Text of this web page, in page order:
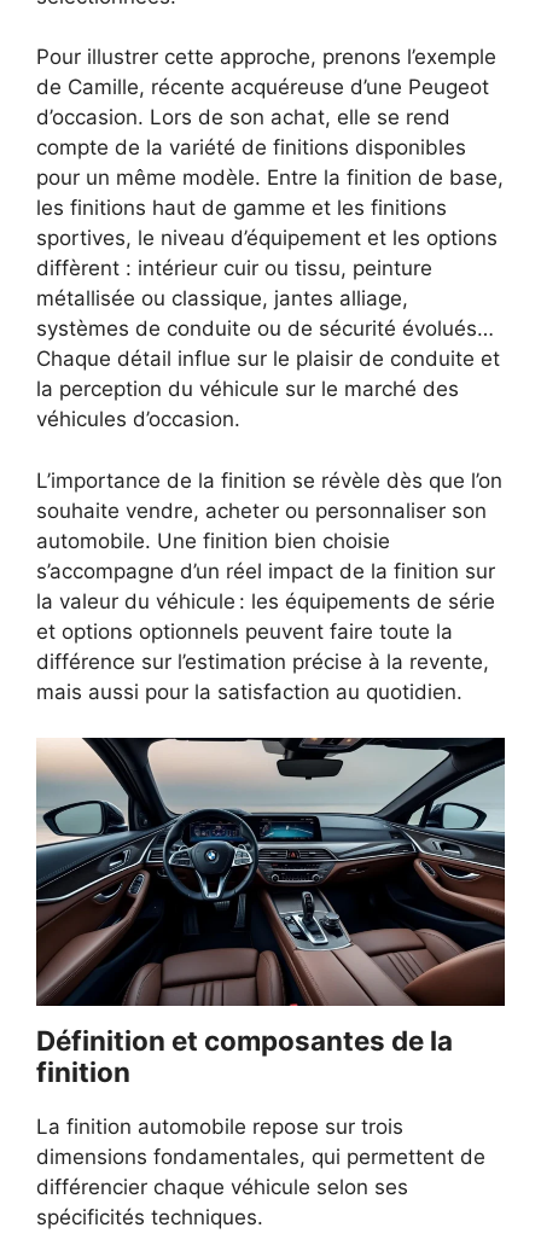
Pour illustrer cette approche, prenons l’exemple
de Camille, récente acquéreuse d’une Peugeot
d’occasion. Lors de son achat, elle se rend
compte de la variété de finitions disponibles
pour un même modèle. Entre la finition de base,
les finitions haut de gamme et les finitions
sportives, le niveau d’équipement et les options
diffèrent : intérieur cuir ou tissu, peinture
métallisée ou classique, jantes alliage,
systèmes de conduite ou de sécurité évolués…
Chaque détail influe sur le plaisir de conduite et
la perception du véhicule sur le marché des
véhicules d’occasion.
L’importance de la finition se révèle dès que l’on
souhaite vendre, acheter ou personnaliser son
automobile. Une finition bien choisie
s’accompagne d’un réel impact de la finition sur
la valeur du véhicule : les équipements de série
et options optionnels peuvent faire toute la
différence sur l’estimation précise à la revente,
mais aussi pour la satisfaction au quotidien.
Définition et composantes de la
finition
La finition automobile repose sur trois
dimensions fondamentales, qui permettent de
différencier chaque véhicule selon ses
spécificités techniques.